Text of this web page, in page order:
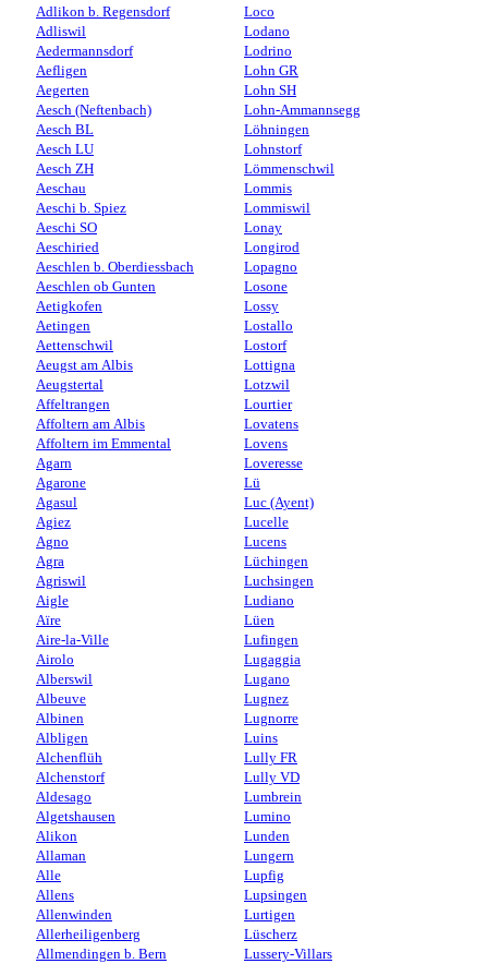
Adlikon b. Regensdorf
Adliswil
Aedermannsdorf
Aefligen
Aegerten
Aesch (Neftenbach)
Aesch BL
Aesch LU
Aesch ZH
Aeschau
Aeschi b. Spiez
Aeschi SO
Aeschiried
Aeschlen b. Oberdiessbach
Aeschlen ob Gunten
Aetigkofen
Aetingen
Aettenschwil
Aeugst am Albis
Aeugstertal
Affeltrangen
Affoltern am Albis
Affoltern im Emmental
Agarn
Agarone
Agasul
Agiez
Agno
Agra
Agriswil
Aigle
Aïre
Aire-la-Ville
Airolo
Alberswil
Albeuve
Albinen
Albligen
Alchenflüh
Alchenstorf
Aldesago
Algetshausen
Alikon
Allaman
Alle
Allens
Allenwinden
Allerheiligenberg
Allmendingen b. Bern
Loco
Lodano
Lodrino
Lohn GR
Lohn SH
Lohn-Ammannsegg
Löhningen
Lohnstorf
Lömmenschwil
Lommis
Lommiswil
Lonay
Longirod
Lopagno
Losone
Lossy
Lostallo
Lostorf
Lottigna
Lotzwil
Lourtier
Lovatens
Lovens
Loveresse
Lü
Luc (Ayent)
Lucelle
Lucens
Lüchingen
Luchsingen
Ludiano
Lüen
Lufingen
Lugaggia
Lugano
Lugnez
Lugnorre
Luins
Lully FR
Lully VD
Lumbrein
Lumino
Lunden
Lungern
Lupfig
Lupsingen
Lurtigen
Lüscherz
Lussery-Villars